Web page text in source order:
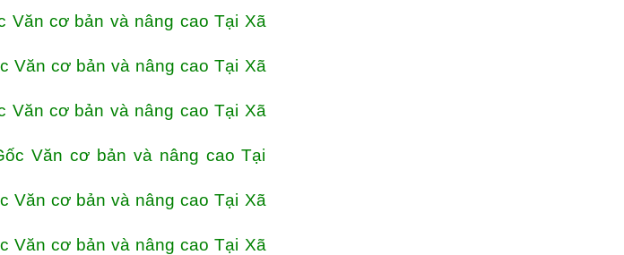
Văn cơ bản và nâng cao Tại Xã
Văn cơ bản và nâng cao Tại Xã
Văn cơ bản và nâng cao Tại Xã
Văn cơ bản và nâng cao Tại
Văn cơ bản và nâng cao Tại Xã
Văn cơ bản và nâng cao Tại Xã